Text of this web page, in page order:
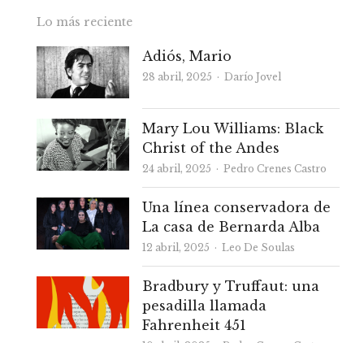
Lo más reciente
Adiós, Mario
28 abril, 2025 Autor
Darío Jovel
Mary Lou Williams: Black
Christ of the Andes
24 abril, 2025 Autor
Pedro Crenes Castro
Una línea conservadora de
La casa de Bernarda Alba
12 abril, 2025 Autor
Leo De Soulas
Bradbury y Truffaut: una
pesadilla llamada
Fahrenheit 451